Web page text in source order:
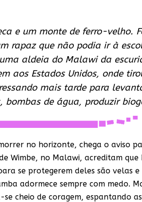
e um monte de ferro-velho.
rapaz que não podia ir à
aldeia do Malawi da
aos Estados Unidos, onde
mais tarde para
bombas de água, produzir
no horizonte, chega o aviso
Wimbe, no Malawi, acreditam
se protegerem deles são velas e
adormece sempre com medo.
cheio de coragem, espantando